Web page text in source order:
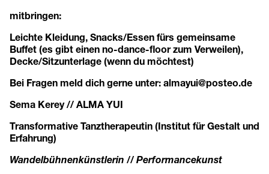
mitbringen:
Leichte Kleidung, Snacks/Essen fürs gemeinsame
Buffet (es gibt einen no-dance-floor zum Verweilen),
Decke/Sitzunterlage (wenn du möchtest)
Bei Fragen meld dich gerne unter: almayui@posteo.de
Sema Kerey // ALMA YUI
Transformative Tanztherapeutin (Institut für Gestalt und
Erfahrung)
Wandelbühnenkünstlerin // Performancekunst